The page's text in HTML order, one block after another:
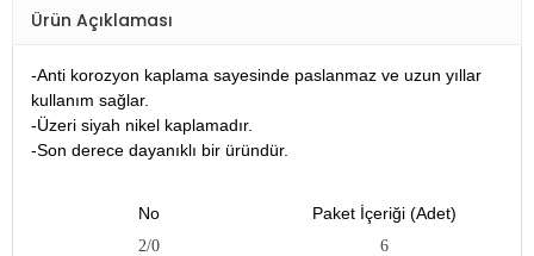
Ürün Açıklaması
-Anti korozyon kaplama sayesinde paslanmaz ve uzun yıllar
kullanım sağlar.
-Üzeri siyah nikel kaplamadır.
-Son derece dayanıklı bir üründür.
No Paket İçeriği (Adet)
2/0
6